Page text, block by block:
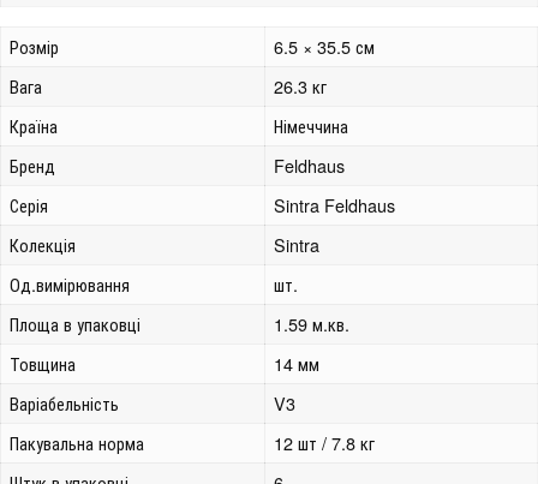
Розмір
6.5 × 35.5 см
Вага
26.3 кг
Країна
Німеччина
Бренд
Feldhaus
Серія
Sintra Feldhaus
Колекція
Sintra
Од.вимірювання
шт.
Площа в упаковці
1.59 м.кв.
Товщина
14 мм
Варіабельність
V3
Пакувальна норма
12 шт / 7.8 кг